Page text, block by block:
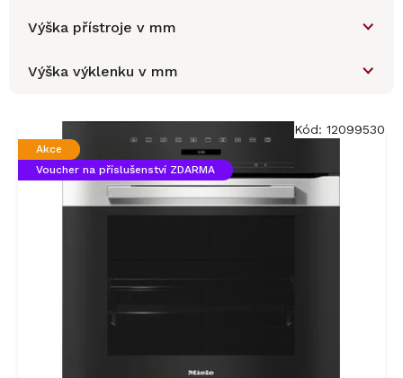
Výška přístroje v mm
Výška výklenku v mm
p
Akce
Voucher na příslušenství ZDARMA
Kód: 12099530